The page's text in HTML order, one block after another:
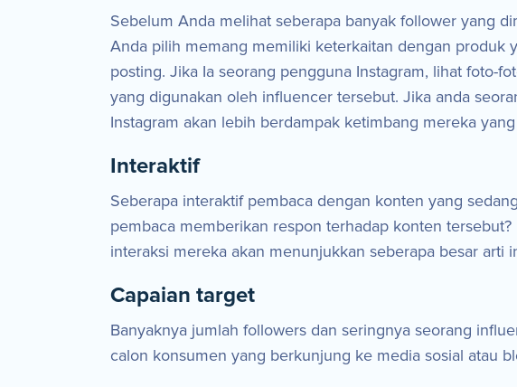
Sebelum Anda melihat seberapa banyak follower yang
Anda pilih memang memiliki keterkaitan dengan produk
posting. Jika Ia seorang pengguna Instagram, lihat foto-
yang digunakan oleh influencer tersebut. Jika anda
Instagram akan lebih berdampak ketimbang mereka
Interaktif
Seberapa interaktif pembaca dengan konten yang
pembaca memberikan respon terhadap konten
interaksi mereka akan menunjukkan seberapa besar
Capaian target
Banyaknya jumlah followers dan seringnya seorang
calon konsumen yang berkunjung ke media sosial atau